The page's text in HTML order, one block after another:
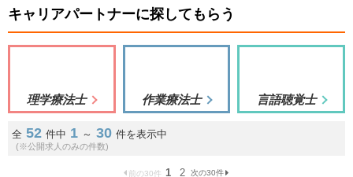
キャリアパートナーに探してもらう
理学療法士 作業療法士 言語聴覚士
全 52 件中 1 ～ 30 件を表示中
(※公開求人のみの件数)
前の30件 1 2 次の30件